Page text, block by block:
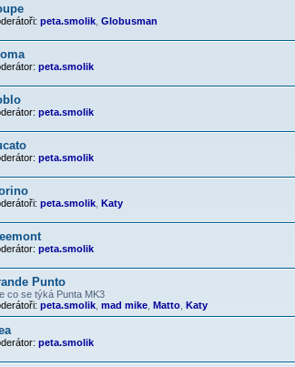
peta.smolik Globusman
peta.smolik
peta.smolik
peta.smolik
peta.smolik Katy
peta.smolik
Punto
co se týká Punta MK3
peta.smolik mad mike Matto Katy
peta.smolik